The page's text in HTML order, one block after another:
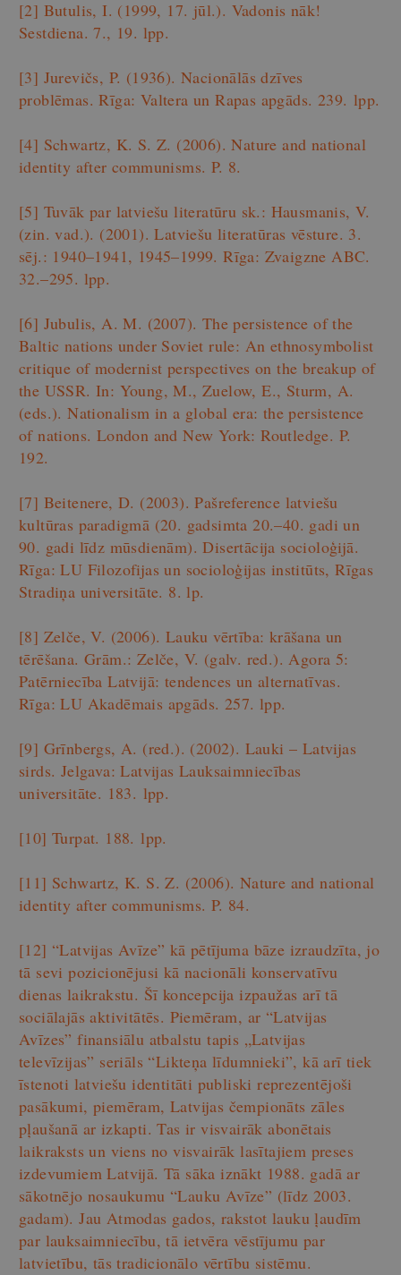
[2] Butulis, I. (1999, 17. jūl.). Vadonis nāk!
Sestdiena. 7., 19. lpp.
[3] Jurevičs, P. (1936). Nacionālās dzīves
problēmas. Rīga: Valtera un Rapas apgāds. 239. lpp.
[4] Schwartz, K. S. Z. (2006). Nature and national
identity after communisms. P. 8.
[5] Tuvāk par latviešu literatūru sk.: Hausmanis, V.
(zin. vad.). (2001). Latviešu literatūras vēsture. 3.
sēj.: 1940–1941, 1945–1999. Rīga: Zvaigzne ABC.
32.–295. lpp.
[6] Jubulis, A. M. (2007). The persistence of the
Baltic nations under Soviet rule: An ethnosymbolist
critique of modernist perspectives on the breakup of
the USSR. In: Young, M., Zuelow, E., Sturm, A.
(eds.). Nationalism in a global era: the persistence
of nations. London and New York: Routledge. P.
192.
[7] Beitenere, D. (2003). Pašreference latviešu
kultūras paradigmā (20. gadsimta 20.–40. gadi un
90. gadi līdz mūsdienām). Disertācija socioloģijā.
Rīga: LU Filozofijas un socioloģijas institūts, Rīgas
Stradiņa universitāte. 8. lp.
[8] Zelče, V. (2006). Lauku vērtība: krāšana un
tērēšana. Grām.: Zelče, V. (galv. red.). Agora 5:
Patērniecība Latvijā: tendences un alternatīvas.
Rīga: LU Akadēmais apgāds. 257. lpp.
[9] Grīnbergs, A. (red.). (2002). Lauki – Latvijas
sirds. Jelgava: Latvijas Lauksaimniecības
universitāte. 183. lpp.
[10] Turpat. 188. lpp.
[11] Schwartz, K. S. Z. (2006). Nature and national
identity after communisms. P. 84.
[12] “Latvijas Avīze” kā pētījuma bāze izraudzīta, jo
tā sevi pozicionējusi kā nacionāli konservatīvu
dienas laikrakstu. Šī koncepcija izpaužas arī tā
sociālajās aktivitātēs. Piemēram, ar “Latvijas
Avīzes” finansiālu atbalstu tapis „Latvijas
televīzijas” seriāls “Likteņa līdumnieki”, kā arī tiek
īstenoti latviešu identitāti publiski reprezentējoši
pasākumi, piemēram, Latvijas čempionāts zāles
pļaušanā ar izkapti. Tas ir visvairāk abonētais
laikraksts un viens no visvairāk lasītajiem preses
izdevumiem Latvijā. Tā sāka iznākt 1988. gadā ar
sākotnējo nosaukumu “Lauku Avīze” (līdz 2003.
gadam). Jau Atmodas gados, rakstot lauku ļaudīm
par lauksaimniecību, tā ietvēra vēstījumu par
latvietību, tās tradicionālo vērtību sistēmu.